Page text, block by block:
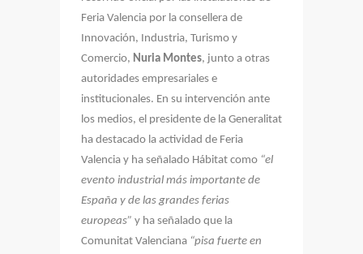
Feria Valencia por la consellera de
Innovación, Industria, Turismo y
Comercio, Nuria Montes, junto a otras
autoridades empresariales e
institucionales. En su intervención ante
los medios, el presidente de la Generalitat
ha destacado la actividad de Feria
Valencia y ha señalado Hábitat como “el
evento industrial más importante de
España y de las grandes ferias
europeas” y ha señalado que la
Comunitat Valenciana “pisa fuerte en